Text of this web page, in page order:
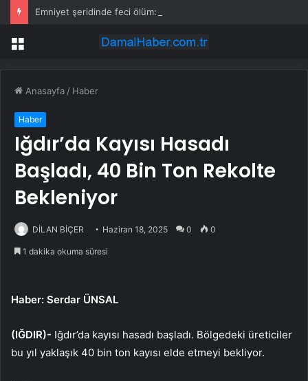
Menü
Anasayfa / Haber
Haber
Iğdır’da Kayısı Hasadı
Başladı, 40 Bin Ton Rekolte
Bekleniyor
DİLAN BİÇER Haziran 18, 2025 0 0
1 dakika okuma süresi
Haber: Serdar ÜNSAL
(IĞDIR)- Iğdır’da kayısı hasadı başladı. Bölgedeki üreticiler
bu yıl yaklaşık 40 bin ton kayısı elde etmeyi bekliyor.